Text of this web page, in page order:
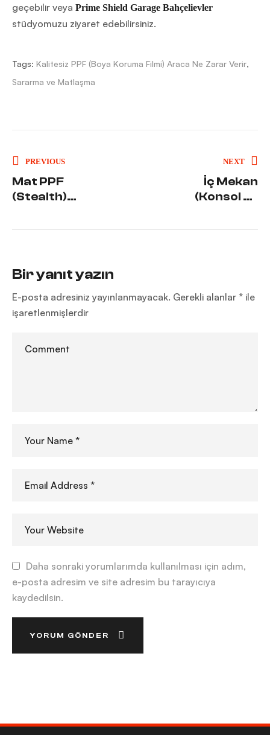
geçebilir veya Prime Shield Garage Bahçelievler
stüdyomuzu ziyaret edebilirsiniz.
Tags: Kalitesiz PPF (Boya Koruma Filmi) Araca Ne Zarar Verir,
Sararma ve Matlaşma
PREVIOUS
Mat PPF
(Stealth)
Yakışır?
NEXT
İç Mekan
(Konsol ve
Bir yanıt yazın
E-posta adresiniz yayınlanmayacak. Gerekli alanlar * ile
işaretlenmişlerdir
Daha sonraki yorumlarımda kullanılması için adım,
e-posta adresim ve site adresim bu tarayıcıya
kaydedilsin.
YORUM GÖNDER